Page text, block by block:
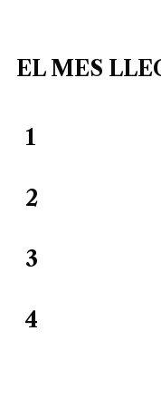
EL MES
1
2
3
4